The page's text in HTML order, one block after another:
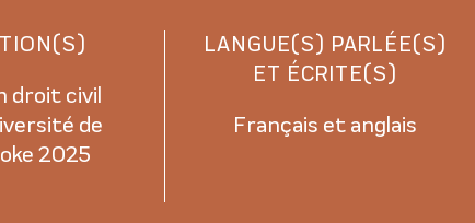
droit civil
de
2025
LANGUE(S) PARLÉE(S)
ET ÉCRITE(S)
Français et anglais